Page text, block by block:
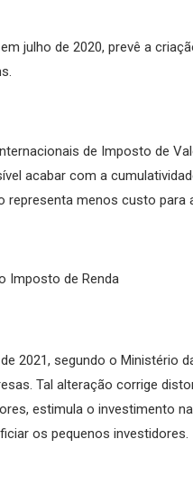
julho de 2020, prevê a
de Imposto de
acabar com a
representa menos custo
Imposto de Renda
2021, segundo o Ministério
Tal alteração corrige
estimula o investimento
os pequenos investidores.